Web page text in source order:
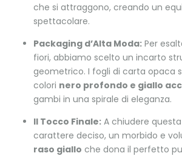
che si attraggono, creando un
spettacolare.
Packaging d’Alta Moda: Per
fiori, abbiamo scelto un incarto
geometrico. I fogli di carta opaca
colori nero profondo e giallo
gambi in una spirale di eleganza.
Il Tocco Finale: A chiudere
carattere deciso, un morbido e
raso giallo che dona il perfetto